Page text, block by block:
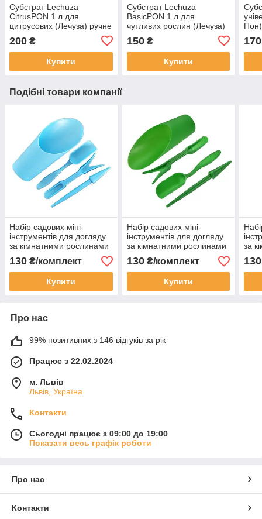
Субстрат Lechuza
CitrusPON 1 л для
цитрусових (Лечуза) ручне
200 ₴
Купити
Субстрат Lechuza
BasicPON 1 л для
чутливих рослин (Лечуза)
150₴
Купити
170
Подібні товари компанії
Набір садових міні-
інструментів для догляду
за кімнатними рослинами
(синій)
130 ₴/комплект
Купити
Набір садових міні-
інструментів для догляду
за кімнатними рослинами
(зелений)
130₴/комплект
Купити
за
130
Про нас
99% позитивних з 146 відгуків за рік
Працює з 22.02.2024
м. Львів
Львів, Україна
Контакти
Сьогодні працює з 09:00 до 19:00
Показати весь графік роботи
Про нас
Контакти